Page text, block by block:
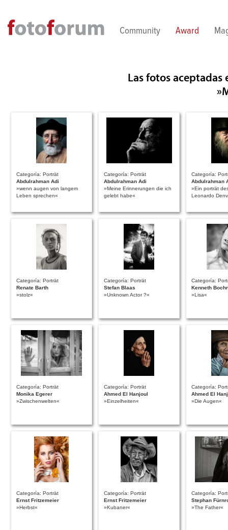
Community Award
Las fotos
Categoría: Porträt
Abdulrahman Adi
»wenn augen von langem
Leben sprechen«
Categoría: Porträt
Abdulrahman Adi
»Meine Erinnerungen die ich
gelebt habe«
Categoría:
Abdulrahman
»Ein porträt
Leonardo
Categoría: Porträt
Renate Barth
»stolz«
Categoría: Porträt
Stefan Blaas
»Unknown Actor ?«
Categoría:
Kenneth
»Lisa«
Categoría: Porträt
Monika Egerer
»Zwischenwelten«
Categoría: Porträt
Ahmed El Hanjoul
»Einzelheiten«
Categoría:
Ahmed El
»Die Augen«
Categoría: Porträt
Ernst Fritzemeier
»Herbst«
Categoría: Porträt
Ernst Fritzemeier
»Kubaner«
Categoría:
Stephan
»The Father«